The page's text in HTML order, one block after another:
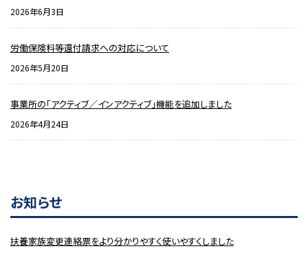
2026年6月3日
労働保険料等還付請求への対応について
2026年5月20日
事業所の「アクティブ／インアクティブ」機能を追加しました
2026年4月24日
お知らせ
扶養家族変更連絡票をより分かりやすく使いやすくしました